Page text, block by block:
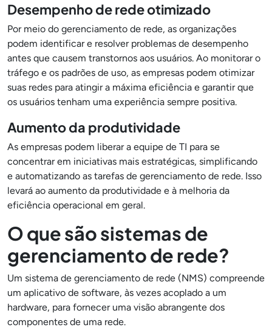
Desempenho de rede otimizado
Por meio do gerenciamento de rede, as organizações
podem identificar e resolver problemas de desempenho
antes que causem transtornos aos usuários. Ao monitorar o
tráfego e os padrões de uso, as empresas podem otimizar
suas redes para atingir a máxima eficiência e garantir que
os usuários tenham uma experiência sempre positiva.
Aumento da produtividade
As empresas podem liberar a equipe de TI para se
concentrar em iniciativas mais estratégicas, simplificando
e automatizando as tarefas de gerenciamento de rede. Isso
levará ao aumento da produtividade e à melhoria da
eficiência operacional em geral.
O que são sistemas de
gerenciamento de rede?
Um sistema de gerenciamento de rede (NMS) compreende
um aplicativo de software, às vezes acoplado a um
hardware, para fornecer uma visão abrangente dos
componentes de uma rede.